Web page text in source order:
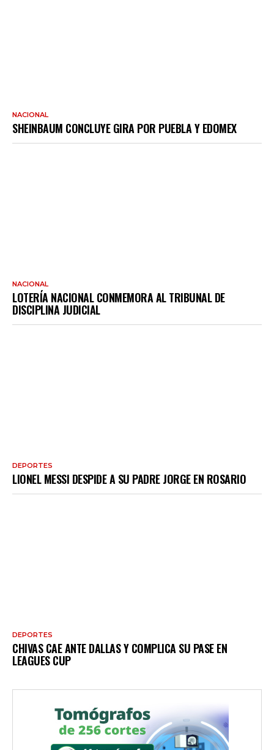
NACIONAL
SHEINBAUM CONCLUYE GIRA POR PUEBLA Y EDOMEX
NACIONAL
LOTERÍA NACIONAL CONMEMORA AL TRIBUNAL DE
DISCIPLINA JUDICIAL
DEPORTES
LIONEL MESSI DESPIDE A SU PADRE JORGE EN ROSARIO
DEPORTES
CHIVAS CAE ANTE DALLAS Y COMPLICA SU PASE EN
LEAGUES CUP